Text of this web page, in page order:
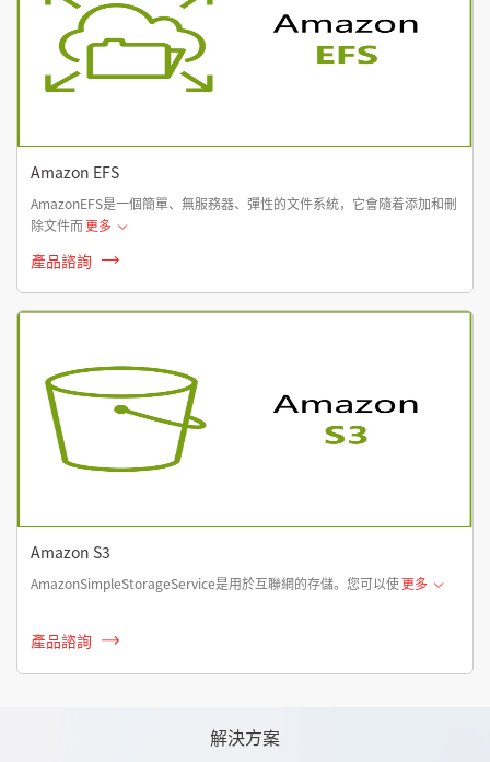
Amazon EFS
AmazonEFS是一個簡單、無服務器、彈性的文件系統，它會隨着添加和刪
除文件而更多
產品諮詢
Amazon S3
AmazonSimpleStorageService是用於互聯網的存儲。您可以使更多
產品諮詢
解決方案